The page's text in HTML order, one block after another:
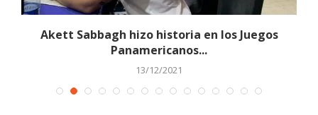
Akett Sabbagh hizo historia en los Juegos
Panamericanos...
13/12/2021